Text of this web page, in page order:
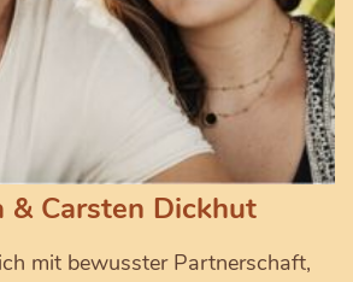
& Carsten Dickhut
mit bewusster Partnerschaft,